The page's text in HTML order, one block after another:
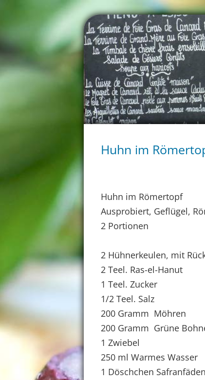
Huhn im
Huhn im Römertopf
Ausprobiert, Geflügel,
2 Portionen
2 Hühnerkeulen, mit
2 Teel. Ras-el-Hanut
1 Teel. Zucker
1/2 Teel. Salz
200 Gramm Möhren
200 Gramm Grüne
1 Zwiebel
250 ml Warmes Wasser
1 Döschchen